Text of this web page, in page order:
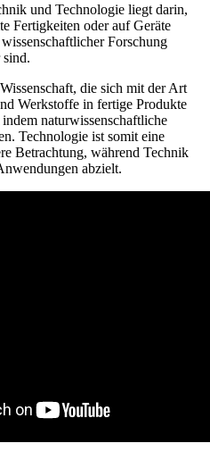
und Technologie liegt darin,
Fertigkeiten oder auf Geräte
Forschung
sind.
die sich mit der Art
Werkstoffe in fertige Produkte
naturwissenschaftliche
Technologie ist somit eine
Betrachtung, während Technik
abzielt.